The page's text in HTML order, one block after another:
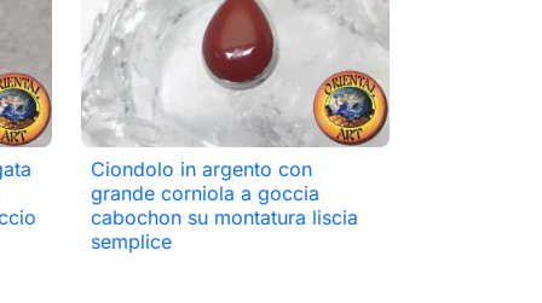
 Anteprima
Ciondolo in argento con
grande corniola a goccia
cabochon su montatura liscia
semplice